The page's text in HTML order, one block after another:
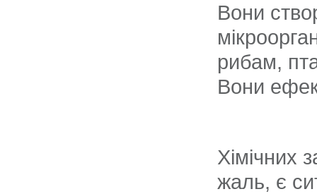
Вони
рибам,
Вони
Хімічних
жаль, є